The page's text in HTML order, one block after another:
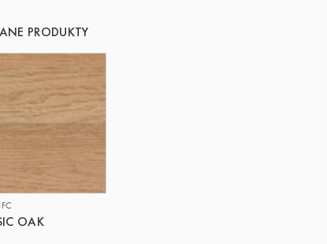
PRODUKTY
OAK